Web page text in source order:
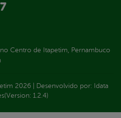
Centro de Itapetim, Pernambuco
2026| Desenvolvido por: Idata
(Version: 1.2.4)